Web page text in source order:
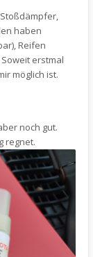
haben
Reifen
erstmal
möglich ist.
noch gut.
regnet.